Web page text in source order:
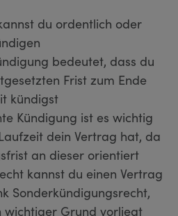
du ordentlich oder
bedeutet, dass du
Frist zum Ende
kündigst
Kündigung ist es wichtig
dein Vertrag hat, da
an dieser orientiert
kannst du einen Vertrag
Sonderkündigungsrecht,
wichtiger Grund vorliegt